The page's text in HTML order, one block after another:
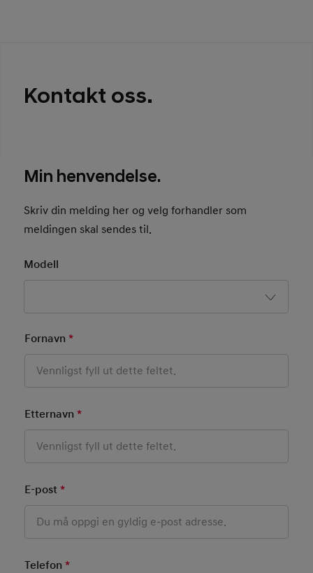
Kontakt oss.
Min henvendelse.
Skriv din melding her og velg forhandler som
meldingen skal sendes til.
Basic User Info
Modell
Fornavn *Mandatory Field
Etternavn *Mandatory Field
E-post *Mandatory Field
Telefon *Mandatory Field